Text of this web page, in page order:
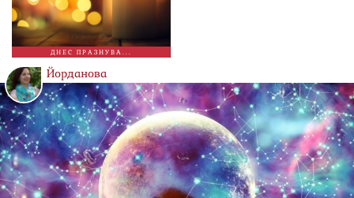
ДНЕС ПРАЗНУВА...
Йорданова